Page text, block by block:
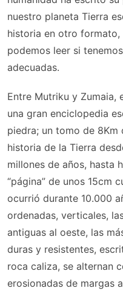
nuestro planeta Tierra
historia en otro
podemos leer si
adecuadas.
Entre Mutriku y Zumaia,
una gran enciclopedia
piedra; un tomo de
historia de la Tierra
millones de años, hasta
“página” de unos 15cm
ocurrió durante 10.000
ordenadas, verticales,
antiguas al oeste, las
duras y resistentes,
roca caliza, se alternan
erosionadas de margas